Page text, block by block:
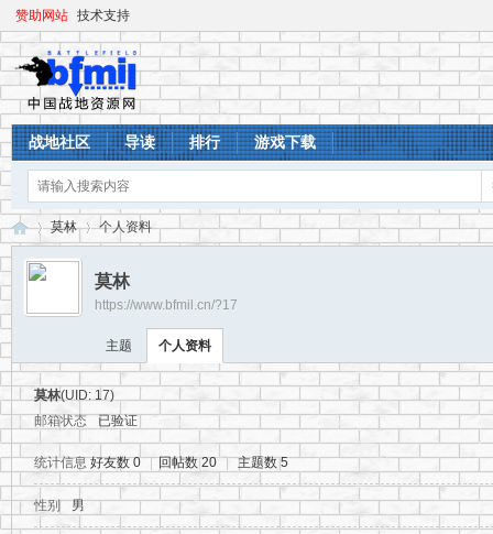
赞助网站 技术支持
战地社区 导读 排行 游戏下载
›
莫林
›
个人资料
莫林
https://www.bfmil.cn/?17
主题 个人资料
莫林(UID: 17)
邮箱状态
已验证
统计信息 好友数 0 | 回帖数 20 | 主题数 5
性别 男